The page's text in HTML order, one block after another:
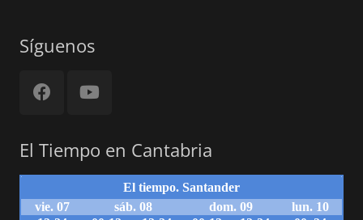
Síguenos
El Tiempo en Cantabria